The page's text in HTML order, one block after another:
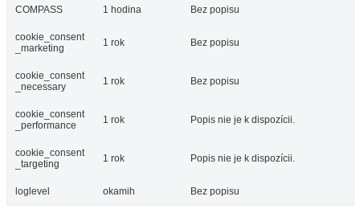
COMPASS 1 hodina Bez popisu
cookie_consent
_marketing
1 rok Bez popisu
cookie_consent
_necessary
1 rok Bez popisu
cookie_consent
_performance
1 rok Popis nie je k dispozícii.
cookie_consent
_targeting
1 rok Popis nie je k dispozícii.
loglevel okamih Bez popisu